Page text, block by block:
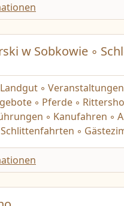
w Sobkowie ◦
◦
◦ Pferde ◦
◦ Kanufahren ◦
◦